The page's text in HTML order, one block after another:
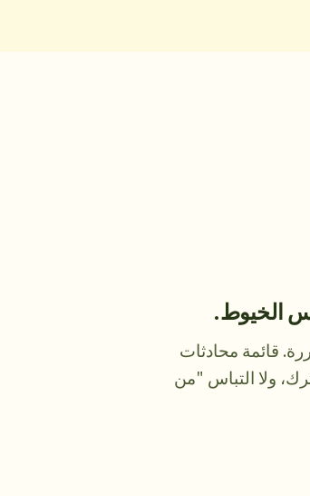
الخيوط.
قائمة محادثات
ولا التباس "من